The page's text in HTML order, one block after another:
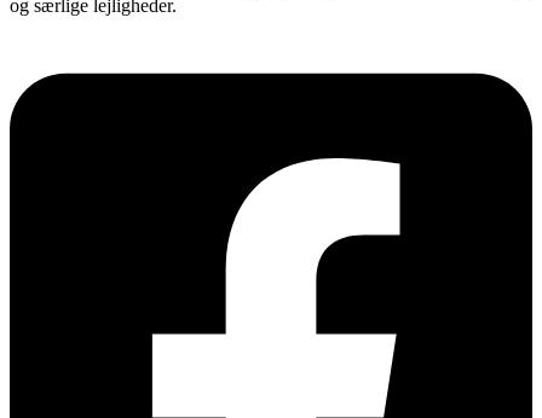
og særlige lejligheder.